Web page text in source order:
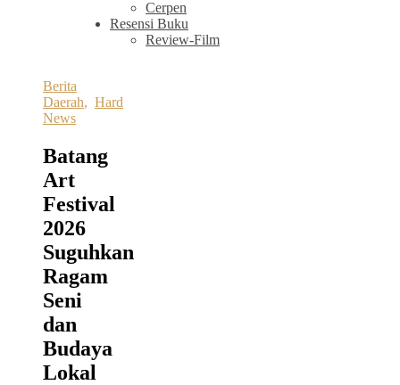
Cerpen
Resensi Buku
Review-Film
Berita
Daerah, Hard
News
Batang
Art
Festival
2026
Suguhkan
Ragam
Seni
dan
Budaya
Lokal